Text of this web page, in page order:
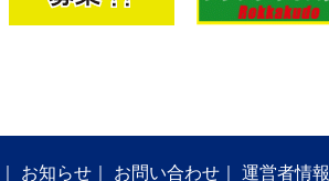
お知らせ お問い合わせ 運営者情報